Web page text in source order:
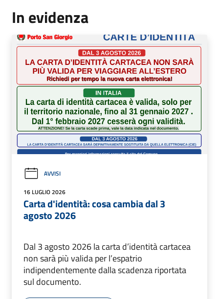
In evidenza
AVVISI
16 LUGLIO 2026
Carta d'identità: cosa cambia dal 3
agosto 2026
Dal 3 agosto 2026 la carta d’identità cartacea
non sarà più valida per l’espatrio
indipendentemente dalla scadenza riportata
sul documento.